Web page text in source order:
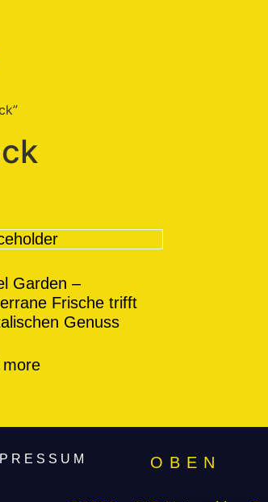
Garden –
Frische trifft
Genuss
more
O B E N